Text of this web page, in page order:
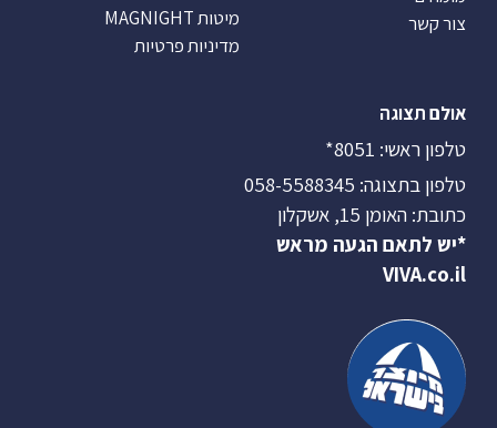
צור קשר
מיטות MAGNIGHT
מדיניות פרטיות
אולם תצוגה
טלפון ראשי: 8051*
טלפון בתצוגה: 058-5588345
כתובת: האומן 15, אשקלון
*יש לתאם הגעה מראש
VIVA.co.il